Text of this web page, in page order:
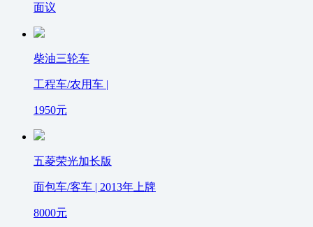
面议
柴油三轮车
工程车/农用车 |
1950元
五菱荣光加长版
面包车/客车 | 2013年上牌
8000元